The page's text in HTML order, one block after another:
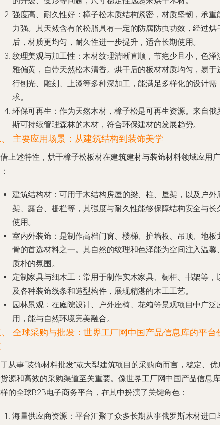
强度高、耐久性好 ：樟子松木质结构紧密，材质坚韧，承重
力强。其天然含有的松脂具有一定的防腐防虫功效，经过烘
后，材质更均匀，耐久性进一步提升，适合长期使用。
纹理美观与加工性 ：木材纹理清晰直顺，节疤少且小，色泽
雅偏黄，自带天然松木清香。烘干后的板材材质均匀，易于
行刨光、雕刻、上漆等多种深加工，能满足多样化的设计需
求。
环保可再生 ：作为天然木材，樟子松是可再生资源。来自俄
斯可持续管理森林的木材，符合环保建材的发展趋势。
主要应用场景：从建筑结构到装饰美学
上述特性，烘干樟子松板材在建筑建材与装饰材料领域应用广
建筑结构材 ：可用于木结构房屋的梁、柱、屋架，以及户外
架、露台、栅栏等，其强度与耐久性能够保障结构安全与长
使用。
室内外装饰 ：是制作高档门窗、楼梯、护墙板、吊顶、地板
骨的首选材料之一。其自然的纹理和色泽能为空间注入温馨
质朴的氛围。
定制家具与细木工 ：常用于制作实木家具、橱柜、书架等，
及各种装饰线条和造型构件，展现精湛的木工工艺。
园林景观 ：在庭院设计、户外座椅、花箱等景观项目中广泛
用，能与自然环境完美融合。
全球采购与批发：世界工厂网中国产品信息库的平台
从事“装饰材料批发”或大型建筑项目的采购商而言，稳定、优
源和高效的采购渠道至关重要。像世界工厂网中国产品信息库
的全球B2B电子商务平台，在其中扮演了关键角色：
海量供应商资源 ：平台汇聚了众多长期从事俄罗斯木材进口